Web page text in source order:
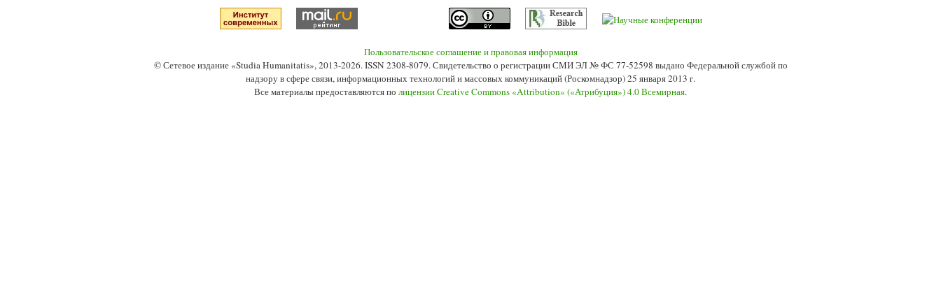
Пользовательское соглашение и правовая информация
© Сетевое издание «Studia Humanitatis», 2013-2026. ISSN 2308-8079. Свидетельство о регистрации СМИ ЭЛ № ФС 77-52598 выдано Федеральной службой по
надзору в сфере связи, информационных технологий и массовых коммуникаций (Роскомнадзор) 25 января 2013 г.
Все материалы предоставляются по лицензии Creative Commons «Attribution» («Атрибуция») 4.0 Всемирная.